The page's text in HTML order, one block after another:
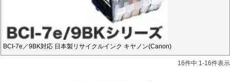
BCI-7e／9BK対応 日本製リサイクルインク キヤノン(Canon)
16件中 1 -16件表示